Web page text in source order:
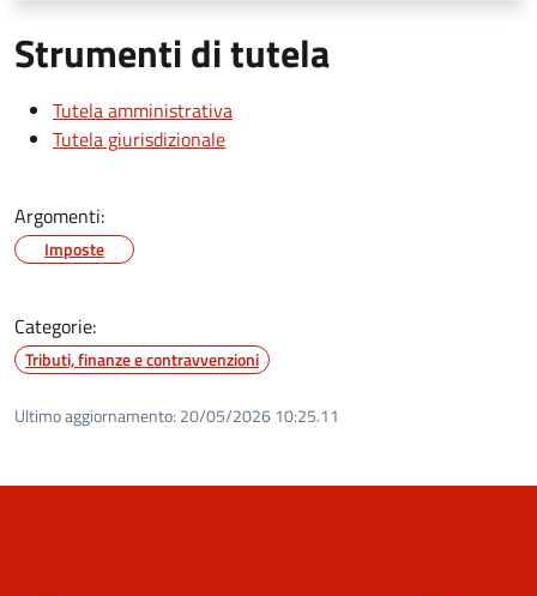
Strumenti di tutela
Tutela amministrativa
Tutela giurisdizionale
Argomenti:
Imposte
Categorie:
Tributi, finanze e contravvenzioni
Ultimo aggiornamento: 20/05/2026 10:25.11